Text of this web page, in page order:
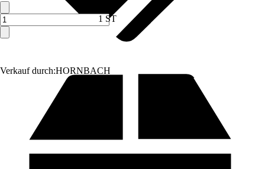
Verkauf durch:HORNBACH
1 ST